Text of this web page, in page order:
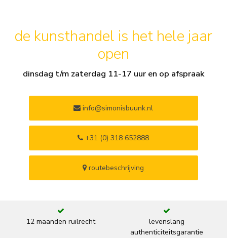
de kunsthandel is het hele jaar
open
dinsdag t/m zaterdag 11-17 uur en op afspraak
info@simonisbuunk.nl
+31 (0) 318 652888
routebeschrijving
12 maanden ruilrecht
levenslang
authenticiteitsgarantie